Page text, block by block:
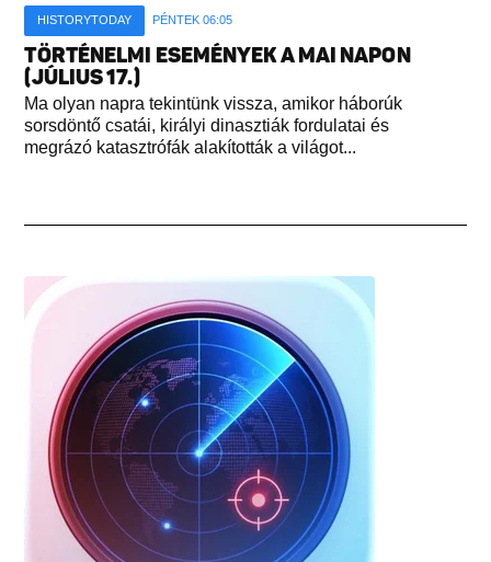
HISTORYTODAY PÉNTEK 06:05
TÖRTÉNELMI ESEMÉNYEK A MAI NAPON
(JÚLIUS 17.)
Ma olyan napra tekintünk vissza, amikor háborúk
sorsdöntő csatái, királyi dinasztiák fordulatai és
megrázó katasztrófák alakították a világot...